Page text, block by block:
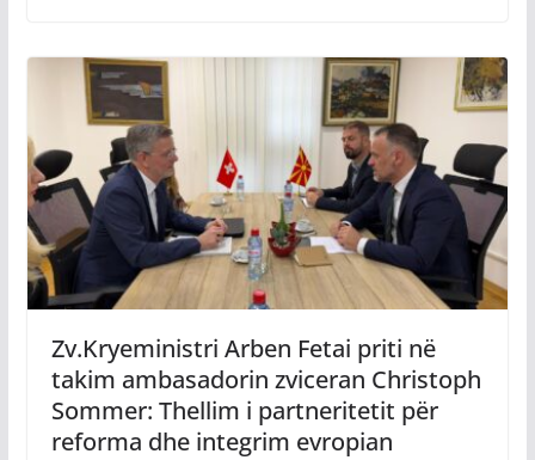
Zv.Kryeministri Arben Fetai priti në
takim ambasadorin zviceran Christoph
Sommer: Thellim i partneritetit për
reforma dhe integrim evropian